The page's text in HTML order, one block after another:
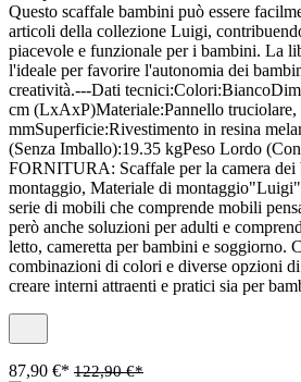
Questo scaffale bambini può essere
articoli della collezione Luigi,
piacevole e funzionale per i bambini. La
l'ideale per favorire l'autonomia dei
creatività.---Dati
cm (LxAxP)Materiale:Pannello truciolare,
mmSuperficie:Rivestimento in resina
(Senza Imballo):19.35 kgPeso Lordo
FORNITURA: Scaffale per la camera
montaggio, Materiale di
serie di mobili che comprende mobili
però anche soluzioni per adulti e
letto, cameretta per bambini e soggiorno.
combinazioni di colori e diverse opzioni
creare interni attraenti e pratici sia per
87,90 €* 122,90 €*